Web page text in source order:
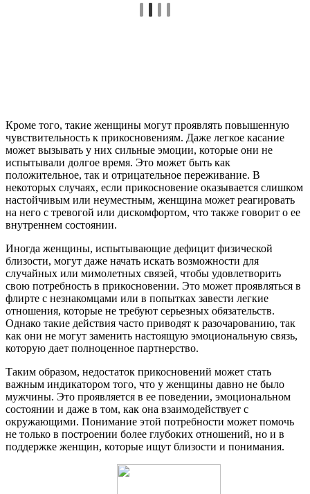
Кроме того, такие женщины могут проявлять повышенную
чувствительность к прикосновениям. Даже легкое касание
может вызывать у них сильные эмоции, которые они не
испытывали долгое время. Это может быть как
положительное, так и отрицательное переживание. В
некоторых случаях, если прикосновение оказывается слишком
настойчивым или неуместным, женщина может реагировать
на него с тревогой или дискомфортом, что также говорит о ее
внутреннем состоянии.
Иногда женщины, испытывающие дефицит физической
близости, могут даже начать искать возможности для
случайных или мимолетных связей, чтобы удовлетворить
свою потребность в прикосновении. Это может проявляться в
флирте с незнакомцами или в попытках завести легкие
отношения, которые не требуют серьезных обязательств.
Однако такие действия часто приводят к разочарованию, так
как они не могут заменить настоящую эмоциональную связь,
которую дает полноценное партнерство.
Таким образом, недостаток прикосновений может стать
важным индикатором того, что у женщины давно не было
мужчины. Это проявляется в ее поведении, эмоциональном
состоянии и даже в том, как она взаимодействует с
окружающими. Понимание этой потребности может помочь
не только в построении более глубоких отношений, но и в
поддержке женщин, которые ищут близости и понимания.